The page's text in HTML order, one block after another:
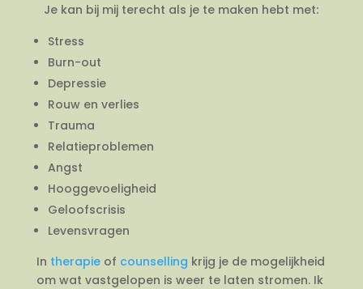
Je kan bij mij terecht als je te maken hebt met:
Stress
Burn-out
Depressie
Rouw en verlies
Trauma
Relatieproblemen
Angst
Hooggevoeligheid
Geloofscrisis
Levensvragen
In therapieof counselling krijg je de mogelijkheid
om wat vastgelopen is weer te laten stromen. Ik